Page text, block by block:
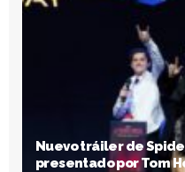
Nuevo tráiler de
presentado por Tom